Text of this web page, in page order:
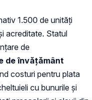
1.500 de unități
acreditate. Statul
de
de învățământ
costuri pentru plata
cu bunurile și